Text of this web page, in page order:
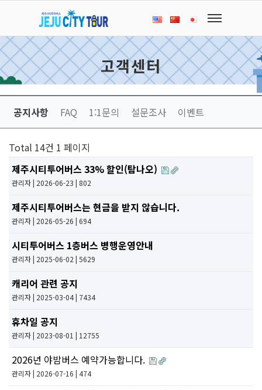
고객센터
공지사항 FAQ 1:1문의 설문조사 이벤트
Total 14건 1 페이지
제주시티투어버스 33% 할인(탐나오)
관리자| 2026-06-23 | 802
제주시티투어버스는 현금을 받지 않습니다.
관리자| 2026-05-26 | 694
시티투어버스 1층버스 병행운영안내
관리자| 2025-06-02 | 5629
캐리어 관련 공지
관리자| 2025-03-04 | 7434
휴차일 공지
관리자| 2023-08-01 | 12755
2026년 야밤버스 예약가능합니다.
관리자| 2026-07-16 | 474